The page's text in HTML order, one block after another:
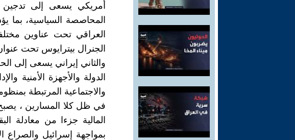
أمريكي يسعى إلى تدجين
المحاصصة السياسية، بما
العراقي تحت عناوين
الجنرال بيترايوس تحت
والثاني إيراني يسعى إلى
الدولة والأجهزة الأمنية
والاجتماعية المرتبطة
في ظل كلا المسارين ، يصبح
المالية جزءا من معادلة
بمواجهة إسرائيل والصراع